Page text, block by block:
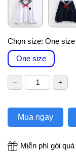
Chọn size: One size
One size
Mua ngay
Miễn phí gói quà